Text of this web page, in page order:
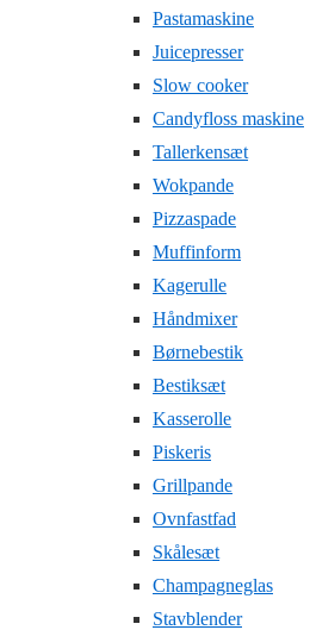
Pastamaskine
Juicepresser
Slow cooker
Candyfloss maskine
Tallerkensæt
Wokpande
Pizzaspade
Muffinform
Kagerulle
Håndmixer
Børnebestik
Bestiksæt
Kasserolle
Piskeris
Grillpande
Ovnfastfad
Skålesæt
Champagneglas
Stavblender